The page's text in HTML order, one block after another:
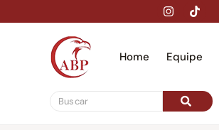
Home Equipe